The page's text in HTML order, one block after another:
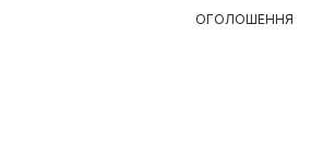
ОГОЛОШЕННЯ